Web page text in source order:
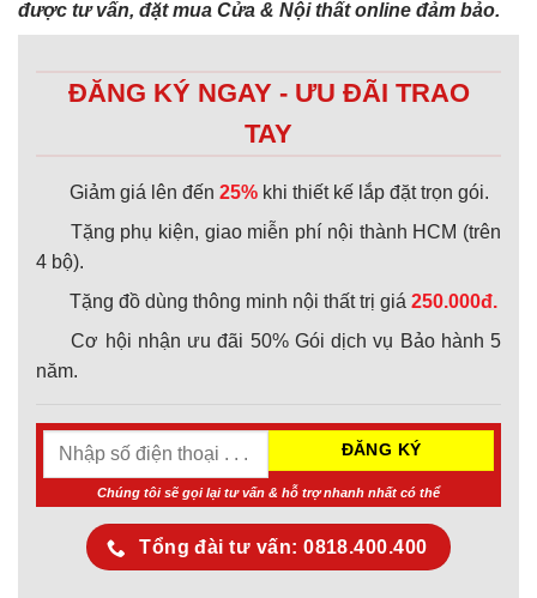
được tư vấn, đặt mua Cửa & Nội thất online đảm bảo.
ĐĂNG KÝ NGAY - ƯU ĐÃI TRAO
TAY
Giảm giá lên đến 25% khi thiết kế lắp đặt trọn gói.
Tặng phụ kiện, giao miễn phí nội thành HCM (trên
4 bộ).
Tặng đồ dùng thông minh nội thất trị giá 250.000đ.
Cơ hội nhận ưu đãi 50% Gói dịch vụ Bảo hành 5
năm.
Chúng tôi sẽ gọi lại tư vấn & hỗ trợ nhanh nhất có thể
Tổng đài tư vấn: 0818.400.400